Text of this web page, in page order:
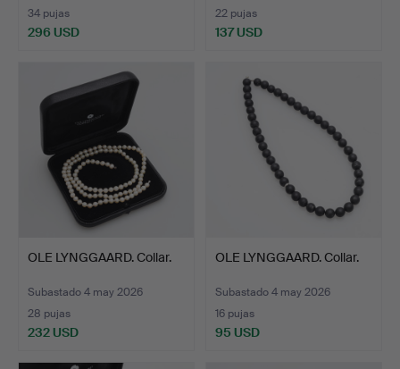
34 pujas
296 USD
22 pujas
137 USD
OLE LYNGGAARD. Collar.
Subastado 4 may 2026
28 pujas
232 USD
OLE LYNGGAARD. Collar.
Subastado 4 may 2026
16 pujas
95 USD